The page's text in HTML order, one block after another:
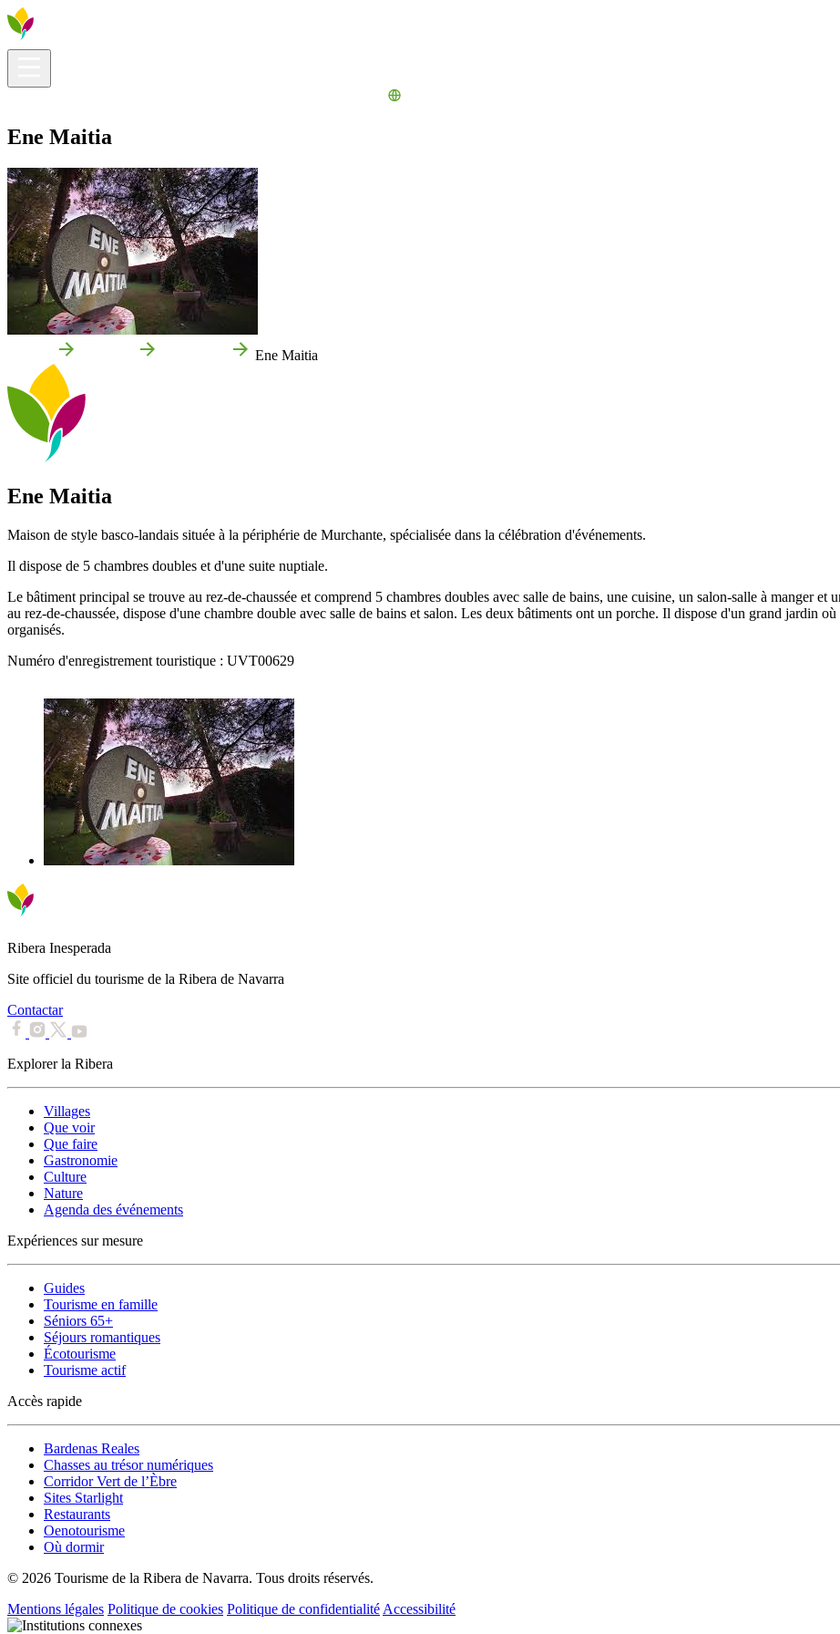
Ene Maitia
Ene Maitia
Ene Maitia
Maison de style basco-landais située à la périphérie de Murchante, spécialisée dans la célébration d'événements.
Il dispose de 5 chambres doubles et d'une suite nuptiale.
Le bâtiment principal se trouve au rez-de-chaussée et comprend 5 chambres doubles avec salle de bains, une cuisine, un salon-salle à manger et
au rez-de-chaussée, dispose d'une chambre double avec salle de bains et salon. Les deux bâtiments ont un porche. Il dispose d'un grand jardin où
organisés.
Numéro d'enregistrement touristique : UVT00629
Ribera Inesperada
Site officiel du tourisme de la Ribera de Navarra
Contactar
Explorer la Ribera
Villages
Que voir
Que faire
Gastronomie
Culture
Nature
Agenda des événements
Expériences sur mesure
Guides
Tourisme en famille
Séniors 65+
Séjours romantiques
Écotourisme
Tourisme actif
Accès rapide
Bardenas Reales
Chasses au trésor numériques
Corridor Vert de l’Èbre
Sites Starlight
Restaurants
Oenotourisme
Où dormir
© 2026 Tourisme de la Ribera de Navarra. Tous droits réservés.
Mentions légales Politique de cookies Politique de confidentialité Accessibilité